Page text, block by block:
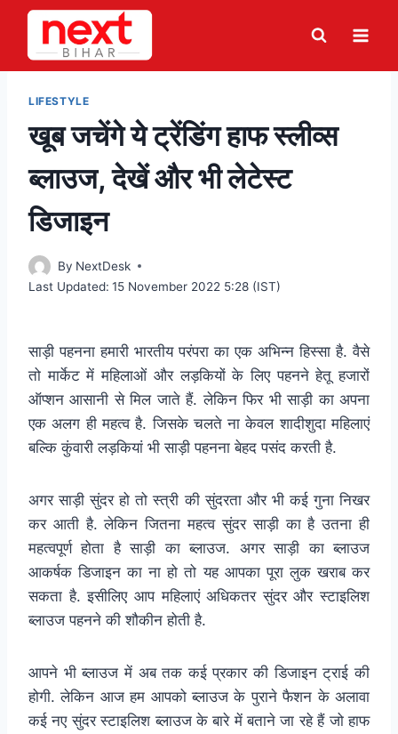
Skip
content
LIFESTYLE
खूब जचेंगे ये ट्रेंडिंग हाफ स्लीव्स
ब्लाउज, देखें और भी लेटेस्ट
डिजाइन
By NextDesk
Last Updated: 15 November 2022 5:28 (IST)
साड़ी पहनना हमारी भारतीय परंपरा का एक अभिन्न हिस्सा है. वैसे
तो मार्केट में महिलाओं और लड़कियों के लिए पहनने हेतू हजारों
ऑप्शन आसानी से मिल जाते हैं. लेकिन फिर भी साड़ी का अपना
एक अलग ही महत्व है. जिसके चलते ना केवल शादीशुदा महिलाएं
बल्कि कुंवारी लड़कियां भी साड़ी पहनना बेहद पसंद करती है.
अगर साड़ी सुंदर हो तो स्त्री की सुंदरता और भी कई गुना निखर
कर आती है. लेकिन जितना महत्व सुंदर साड़ी का है उतना ही
महत्वपूर्ण होता है साड़ी का ब्लाउज. अगर साड़ी का ब्लाउज
आकर्षक डिजाइन का ना हो तो यह आपका पूरा लुक खराब कर
सकता है. इसीलिए आप महिलाएं अधिकतर सुंदर और स्टाइलिश
ब्लाउज पहनने की शौकीन होती है.
आपने भी ब्लाउज में अब तक कई प्रकार की डिजाइन ट्राई की
होगी. लेकिन आज हम आपको ब्लाउज के पुराने फैशन के अलावा
कई नए सुंदर स्टाइलिश ब्लाउज के बारे में बताने जा रहे हैं जो हाफ